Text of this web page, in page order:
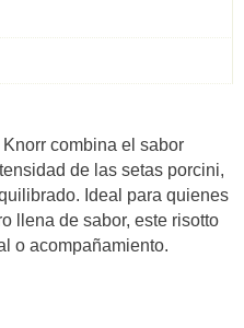
combina el sabor
de las setas porcini,
Ideal para quienes
llena de sabor, este risotto
o acompañamiento.